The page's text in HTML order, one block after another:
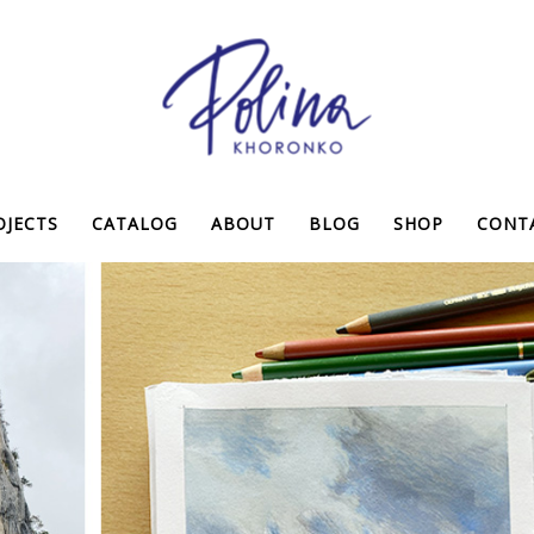
CATALOG ABOUT BLOG SHOP